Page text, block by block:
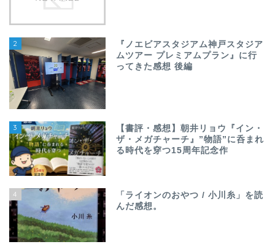
2
『ノエビアスタジアム神戸スタジア
ムツアー プレミアムプラン』に行
ってきた感想 後編
3
【書評・感想】朝井リョウ『イン・
ザ・メガチャーチ』”物語”に呑まれ
る時代を穿つ15周年記念作
4
「ライオンのおやつ / 小川糸」を読
んだ感想。